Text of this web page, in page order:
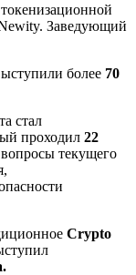
Заведующий
более 70
стал
проходил 22
текущего
Crypto